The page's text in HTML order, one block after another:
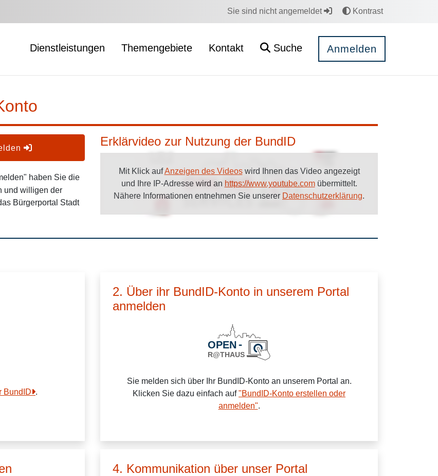
Sie sind nicht angemeldet Kontrast
Dienstleistungen Themengebiete Kontakt Suche Anmelden
haben Sie die
und willigen der
Bürgerportal Stadt
Erklärvideo zur Nutzung der BundID
Mit Klick aufAnzeigen des Videoswird Ihnen das Video angezeigt
und Ihre IP-Adresse wird an https://www.youtube.comübermittelt.
Nähere Informationen entnehmen Sie unserer Datenschutzerklärung.
BundID .
2. Über ihr BundID-Konto in unserem Portal
anmelden
Sie melden sich über Ihr BundID-Konto an unserem Portal an.
Klicken Sie dazu einfach auf"BundID-Konto erstellen oder
anmelden".
4. Kommunikation über unser Portal